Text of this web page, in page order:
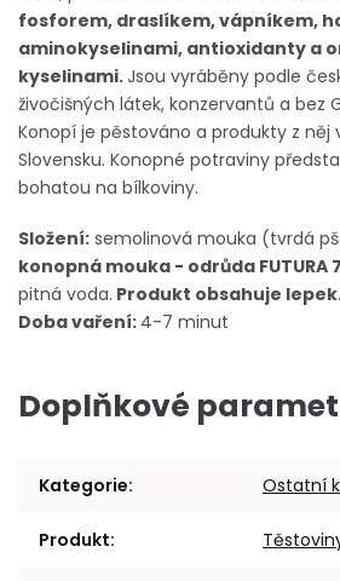
fosforem, draslíkem, vápníkem,
aminokyselinami, antioxidanty a
kyselinami.Jsou vyráběny podle
živočišných látek, konzervantů a bez
Konopí je pěstováno a produkty z něj
Slovensku. Konopné potraviny
bohatou na bílkoviny.
Složení: semolinová mouka (tvrdá
konopná mouka - odrůda FUTURA
pitná voda. Produkt obsahuje
Doba vaření: 4-7 minut
Doplňkové
Kategorie: Ostatní
Produkt: